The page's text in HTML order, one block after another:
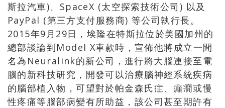
斯拉汽車)、SpaceX (太空探索技術公司) 以及
PayPal (第三方支付服務商) 等公司執行長。
2015年9月29日，埃隆在特斯拉位於美國加州的
總部談論到Model X車款時，宣佈他將成立一間
名為Neuralink的新公司，進行將大腦連接至電
腦的新科技研究，開發可以治療腦神經系統疾病
的腦部植入物，可望對於帕金森氏症、癲癇或慢
性疼痛等腦部病變有所助益，該公司甚至期許有